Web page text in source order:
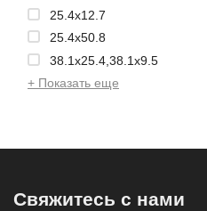
25.4x12.7
25.4x50.8
38.1x25.4,38.1x9.5
+ Показать еще
Свяжитесь с нами